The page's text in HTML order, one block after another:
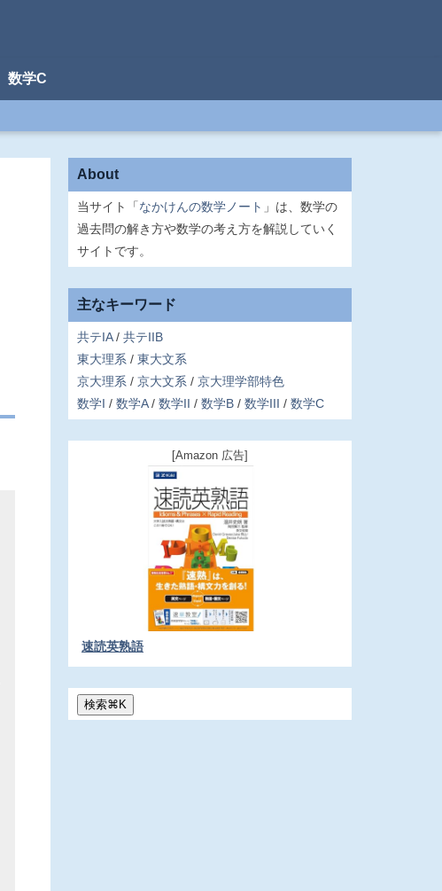
数学C
About
当サイト「なかけんの数学ノート 」は、数学の
過去問の解き方や数学の考え方を解説していく
サイトです。
主なキーワード
共テIA
共テIIB
東大理系
東大文系
京大理系
京大文系
京大理学部特色
数学I
数学A 数学II 数学B 数学III 数学C
[Amazon 広告]
速読英熟語
検索⌘K